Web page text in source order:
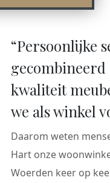
“Persoonlijke
gecombineerd
kwaliteit
we als winkel
Daarom weten
Hart onze
Woerden keer op